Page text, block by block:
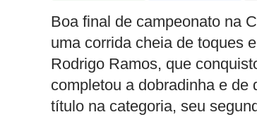
Boa final de campeonato na
uma corrida cheia de toques
Rodrigo Ramos, que
completou a dobradinha e
título na categoria, seu